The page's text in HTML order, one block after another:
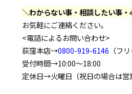
＼わからない事・相談したい事・
お気軽にご連絡ください。
<電話によるお問い合わせ>
荻窪本店→0800-919-6146 （フ
受付時間→10:00～18:00
定休日→火曜日（祝日の場合は営